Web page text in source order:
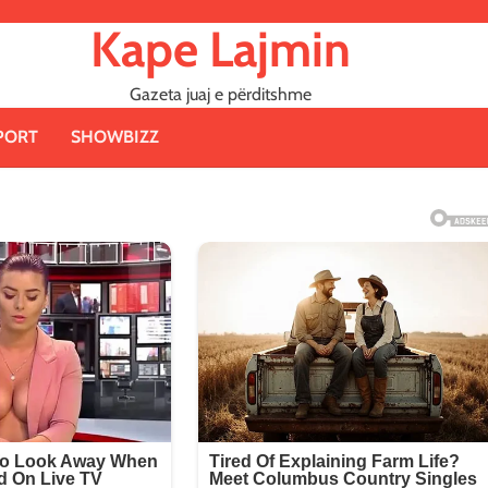
Kape Lajmin
Gazeta juaj e përditshme
SHOWBIZZ